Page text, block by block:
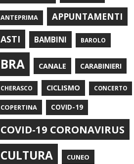
ANTEPRIMA
APPUNTAMENTI
ASTI
BAMBINI BAROLO
BRA CANALE CARABINIERI
CHERASCO CICLISMO CONCERTO
COPERTINA COVID-19
COVID-19 CORONAVIRUS
CULTURA CUNEO